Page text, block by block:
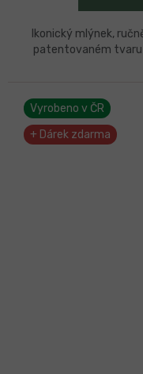
Ikonický mlýnek,
patentovaném tvaru
Vyrobeno v ČR
+ Dárek zdarma